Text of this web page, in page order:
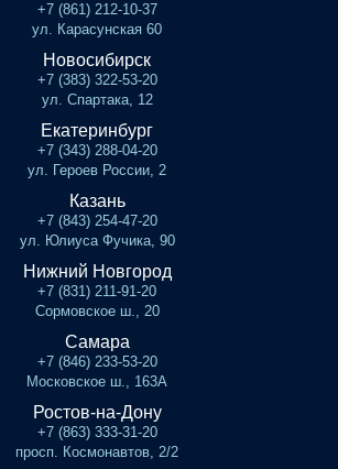
+7 (861) 212-10-37
ул. Карасунская 60
Новосибирск
+7 (383) 322-53-20
ул. Спартака, 12
Екатеринбург
+7 (343) 288-04-20
ул. Героев России, 2
Казань
+7 (843) 254-47-20
ул. Юлиуса Фучика, 90
Нижний Новгород
+7 (831) 211-91-20
Сормовское ш., 20
Самара
+7 (846) 233-53-20
Московское ш., 163А
Ростов-на-Дону
+7 (863) 333-31-20
просп. Космонавтов, 2/2